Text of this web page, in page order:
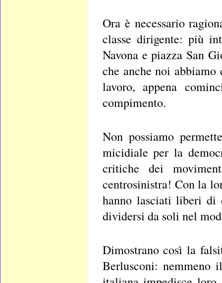
Ora è necessario
classe dirigente: più
Navona e piazza San
che anche noi
lavoro, appena
compimento.
Non possiamo
micidiale per la
critiche dei
centrosinistra! Con la
hanno lasciati liberi di
dividersi da soli nel
Dimostrano così la
Berlusconi: nemmeno